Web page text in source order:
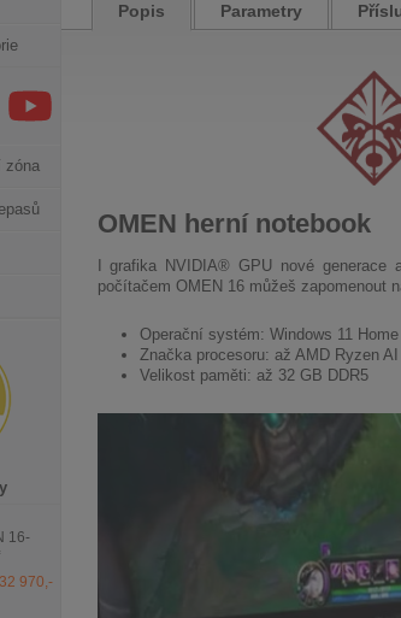
zóna
16-
32 970,-
Popis Parametry
OMEN herní notebook
I grafika NVIDIA® GPU nové
počítačem OMEN 16 můžeš zapomenout
Operační systém: Windows 11 Home
Značka procesoru: až AMD Ryzen AI
Velikost paměti: až 32 GB DDR5